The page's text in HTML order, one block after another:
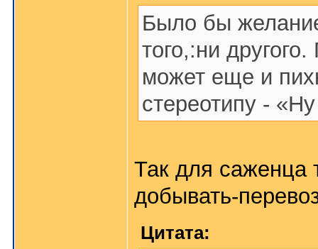
Было бы
того,:ни
может еще и
стереотипу -
Так для саженца
добывать-
Цитата: